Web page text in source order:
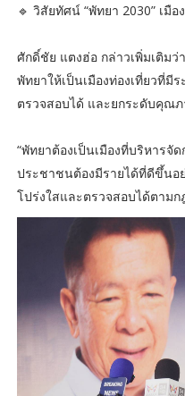
🔹 วิสัยทัศน์ “พัทยา 2030” เมื
ศักดิ์ชัย แตงฮ่อ กล่าวเพิ่มเติม
พัทยาให้เป็นเมืองท่องเที่ยวที่มี
ตรวจสอบได้ และยกระดับคุณ
“พัทยาต้องเป็นเมืองที่บริหารจั
ประชาชนต้องมีรายได้ที่ดีขึ้นอ
โปร่งใสและตรวจสอบได้ตาม